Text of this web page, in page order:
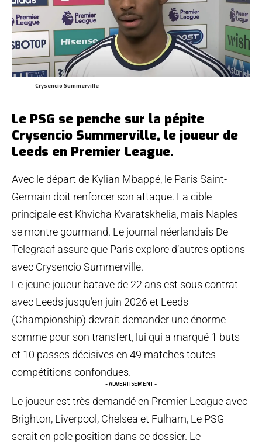
Crysencio Summerville
Le PSG se penche sur la pépite
Crysencio Summerville, le joueur de
Leeds en Premier League.
Avec le départ de Kylian Mbappé, le Paris Saint-
Germain doit renforcer son attaque. La cible
principale est Khvicha Kvaratskhelia, mais Naples
se montre gourmand. Le journal néerlandais De
Telegraaf assure que Paris explore d’autres options
avec Crysencio Summerville.
Le jeune joueur batave de 22 ans est sous contrat
avec Leeds jusqu’en juin 2026 et Leeds
(Championship) devrait demander une énorme
somme pour son transfert, lui qui a marqué 1 buts
et 10 passes décisives en 49 matches toutes
compétitions confondues.
- ADVERTISEMENT -
Le joueur est très demandé en Premier League avec
Brighton, Liverpool, Chelsea et Fulham, Le PSG
serait en pole position dans ce dossier. Le